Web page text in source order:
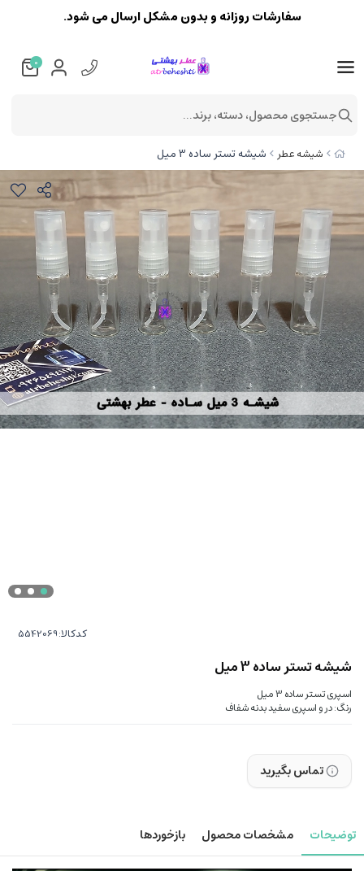
شیشه عطر شیشه تستر ساده 3 میل
کدکالا:
شیشه تستر ساده 3 میل
اسپری تستر ساده 3 میل
رنگ: در و اسپری سفید بدنه شفاف
تماس بگیرید
توضیحات مشخصات محصول بازخوردها
سفارشات روزانه و بدون مشکل ارسال می شود.
0
جستجوی محصول، دسته، برند...